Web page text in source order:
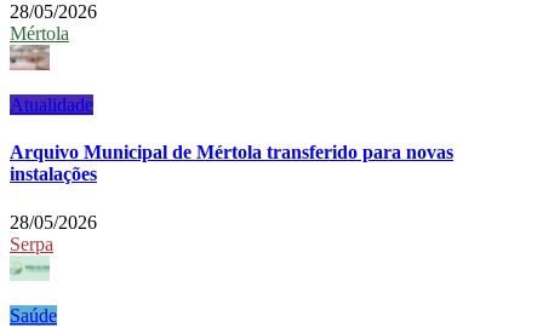
28/05/2026
Mértola
Atualidade
Arquivo Municipal de Mértola transferido para novas
instalações
28/05/2026
Serpa
Saúde